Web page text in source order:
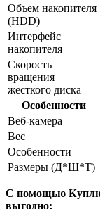
Объем накопителя
(HDD)
Интерфейс
накопителя
Скорость
вращения
жесткого диска
Особенности
Веб-камера
Вес
Особенности
Размеры (Д*Ш*Т)
С помощью
выгодно: